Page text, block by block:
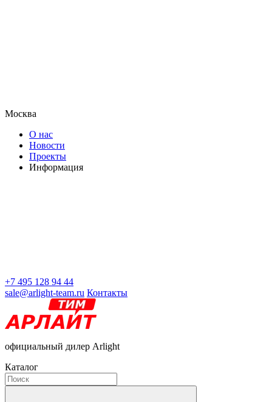
Москва
О нас
Новости
Проекты
Информация
+7 495 128 94 44
sale@arlight-team.ru Контакты
официальный дилер Arlight
Каталог